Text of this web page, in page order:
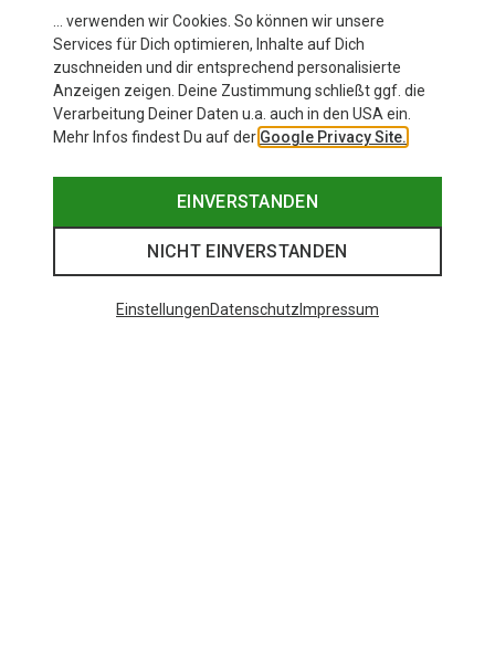
… verwenden wir Cookies. So können wir unsere
Services für Dich optimieren, Inhalte auf Dich
zuschneiden und dir entsprechend personalisierte
Anzeigen zeigen. Deine Zustimmung schließt ggf. die
Verarbeitung Deiner Daten u.a. auch in den USA ein.
Mehr Infos findest Du auf der Google Privacy Site.
EINVERSTANDEN
NICHT EINVERSTANDEN
EinstellungenDatenschutz Impressum